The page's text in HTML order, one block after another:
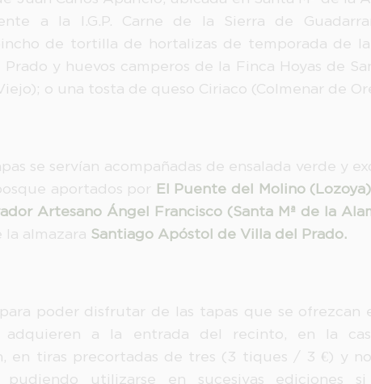
a la I.G.P. Carne de la Sierra de
de tortilla de hortalizas de temporada de
y huevos camperos de la Finca Hoyas de
o una tosta de queso Ciriaco (Colmenar de
se servían acompañadas de ensalada verde y
aportados por
El Puente del Molino (Lozoya)
Artesano Ángel Francisco (Santa Mª de la
almazara Santiago Apóstol de Villa del Prado.
poder disfrutar de las tapas que se ofrezcan
adquieren a la entrada del recinto, en la
en tiras precortadas de tres (3 tiques / 3 €) y
pudiendo utilizarse en sucesivas ediciones